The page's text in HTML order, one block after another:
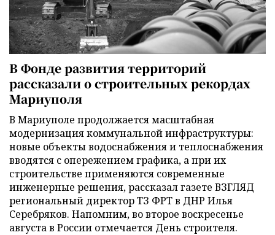
В Фонде развития территорий
рассказали о строительных рекордах
Мариуполя
В Мариуполе продолжается масштабная
модернизация коммунальной инфраструктуры:
новые объекты водоснабжения и теплоснабжения
вводятся с опережением графика, а при их
строительстве применяются современные
инженерные решения, рассказал газете ВЗГЛЯД
региональный директор ТЗ ФРТ в ДНР Илья
Серебряков. Напомним, во второе воскресенье
августа в России отмечается День строителя.